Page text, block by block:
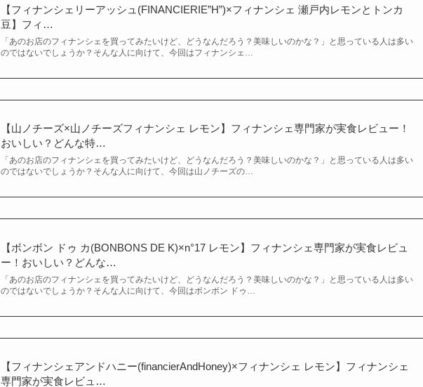
【フィナンシェリーアッシュ(FINANCIERIE”H”)×フィナンシェ 瀬戸内レモンとトンカ
豆】フィ…
「あのお店のフィナンシェを買ってみたいけど、どうなんだろう？美味しいのかな？」と思っている人は多い
のではないでしょうか？そんな人に向けて、今回はフィナンシェ…
【山ノチーズ×山ノチーズフィナンシェ レモン】フィナンシェ専門家が実食レビュー！
おいしい？どんな特…
「あのお店のフィナンシェを買ってみたいけど、どうなんだろう？美味しいのかな？」と思っている人は多い
のではないでしょうか？そんな人に向けて、今回は山ノチーズの…
【ボンボン ドゥ カ(BONBONS DE K)×n°17 レモン】フィナンシェ専門家が実食レビュ
ー！おいしい？どんな…
「あのお店のフィナンシェを買ってみたいけど、どうなんだろう？美味しいのかな？」と思っている人は多い
のではないでしょうか？そんな人に向けて、今回はボンボン ドゥ…
【フィナンシェアンドハニー(financierAndHoney)×フィナンシェ レモン】フィナンシェ
専門家が実食レビュ…